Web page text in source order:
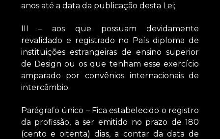
anos até a data da publicação desta Lei;
III – aos que possuam devidamente
revalidado e registrado no País diploma de
instituições estrangeiras de ensino superior
de Design ou os que tenham esse exercício
amparado por convênios internacionais de
intercâmbio.
Parágrafo único – Fica estabelecido o registro
da profissão, a ser emitido no prazo de 180
(cento e oitenta) dias, a contar da data de